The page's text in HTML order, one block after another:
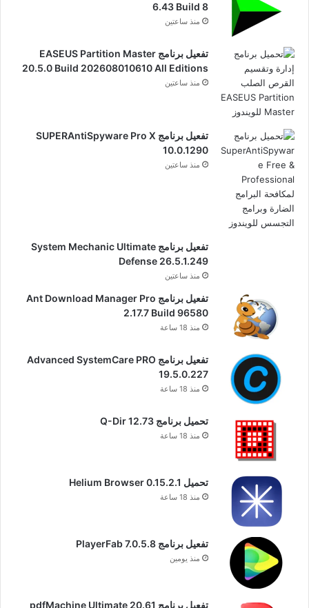
6.43 Build 8
منذ ساعتين
تفعيل برنامج EASEUS Partition Master
20.5.0 Build 202608010610 All Editions
منذ ساعتين
تفعيل برنامج SUPERAntiSpyware Pro X
10.0.1290
منذ ساعتين
تفعيل برنامج System Mechanic Ultimate
Defense 26.5.1.249
منذ ساعتين
تفعيل برنامج Ant Download Manager Pro
2.17.7 Build 96580
منذ 18 ساعة
تفعيل برنامج Advanced SystemCare PRO
19.5.0.227
منذ 18 ساعة
تحميل برنامج Q-Dir 12.73
منذ 18 ساعة
تحميل Helium Browser 0.15.2.1
منذ 18 ساعة
تفعيل برنامج PlayerFab 7.0.5.8
منذ يومين
تفعيل برنامج pdfMachine Ultimate 20.61